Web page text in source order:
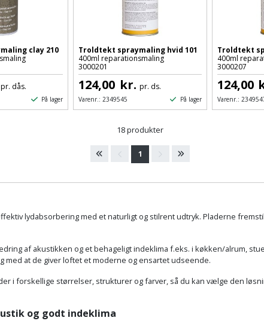
clay 210
pr. dås.
På lager
Troldtekt spraymaling hvid 101
400ml reparationsmaling
3000201
124,00 kr. pr. ds.
Varenr.: 2349545 På lager
Troldtekt
400ml
3000207
124,00
Varenr.:
18 produkter
1
lydabsorbering med et naturligt og stilrent udtryk. Pladerne
af akustikken og et behageligt indeklima f.eks. i køkken/alrum,
at de giver loftet et moderne og ensartet udseende.
i forskellige størrelser, strukturer og farver, så du kan vælge den
og godt indeklima